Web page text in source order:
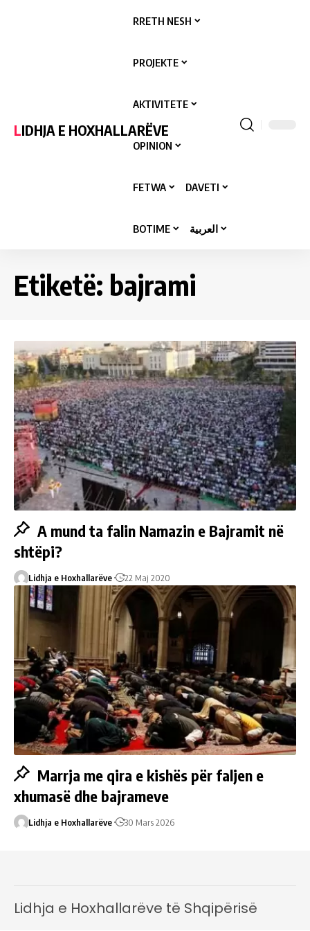
LIDHJA E HOXHALLARËVE
RRETH NESH
PROJEKTE
AKTIVITETE
OPINION
FETWA DAVETI
BOTIME العربية
Etiketë: bajrami
A mund ta falin Namazin e Bajramit në
shtëpi?
Lidhja e Hoxhallarëve 22 Maj 2020
Marrja me qira e kishës për faljen e
xhumasë dhe bajrameve
Lidhja e Hoxhallarëve 30 Mars 2026
Lidhja e Hoxhallarëve të Shqipërisë